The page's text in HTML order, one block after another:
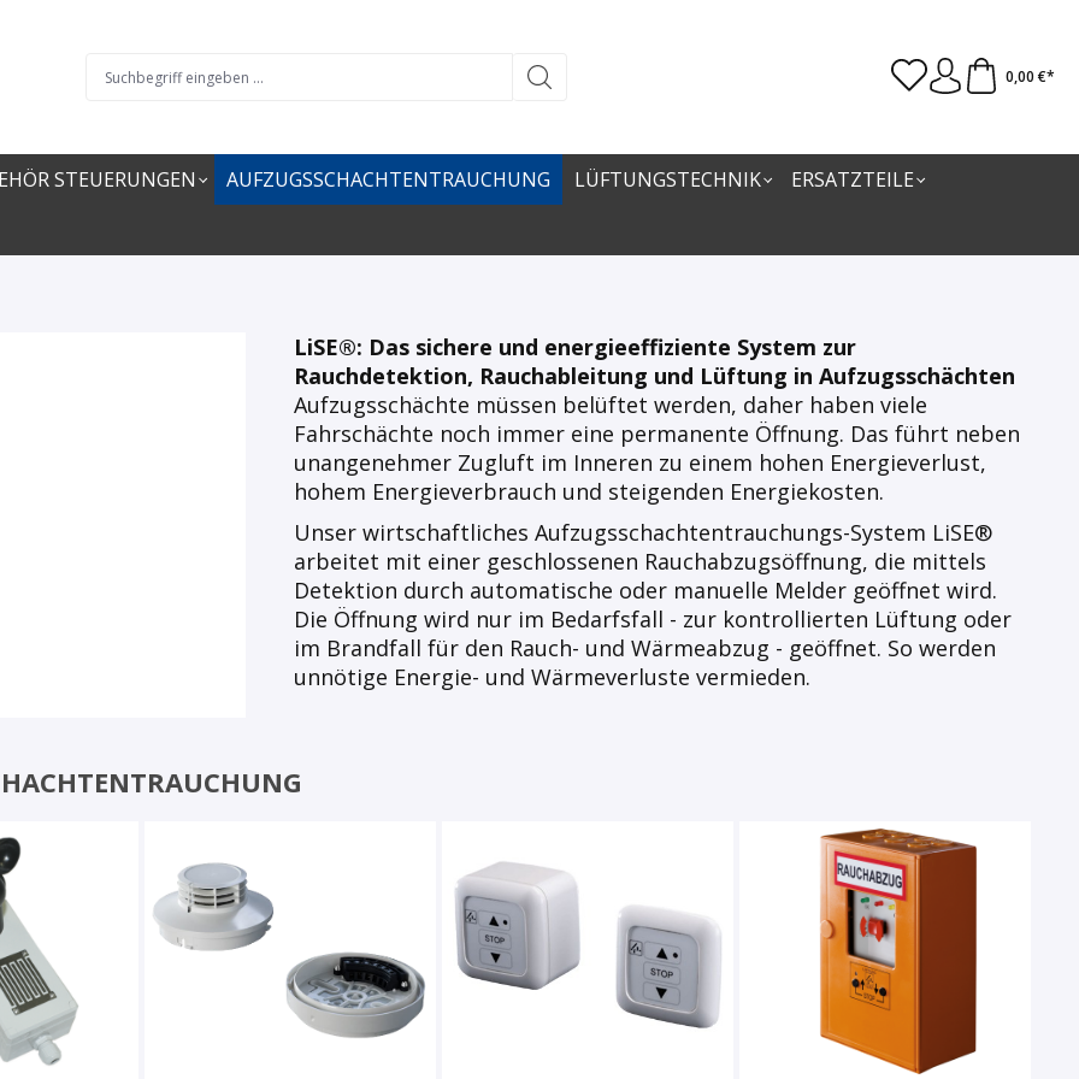
0,00 €*
STEUERUNGEN AUFZUGSSCHACHTENTRAUCHUNG LÜFTUNGSTECHNIK ERSATZTEILE
LiSE®: Das sichere und energieeffiziente System zur
Rauchdetektion, Rauchableitung und Lüftung in Aufzugsschächten
Aufzugsschächte müssen belüftet werden, daher haben viele
Fahrschächte noch immer eine permanente Öffnung. Das führt neben
unangenehmer Zugluft im Inneren zu einem hohen Energieverlust,
hohem Energieverbrauch und steigenden Energiekosten.
Unser wirtschaftliches Aufzugsschachtentrauchungs-System LiSE®
arbeitet mit einer geschlossenen Rauchabzugsöffnung, die mittels
Detektion durch automatische oder manuelle Melder geöffnet wird.
Die Öffnung wird nur im Bedarfsfall - zur kontrollierten Lüftung oder
im Brandfall für den Rauch- und Wärmeabzug - geöffnet. So werden
unnötige Energie- und Wärmeverluste vermieden.